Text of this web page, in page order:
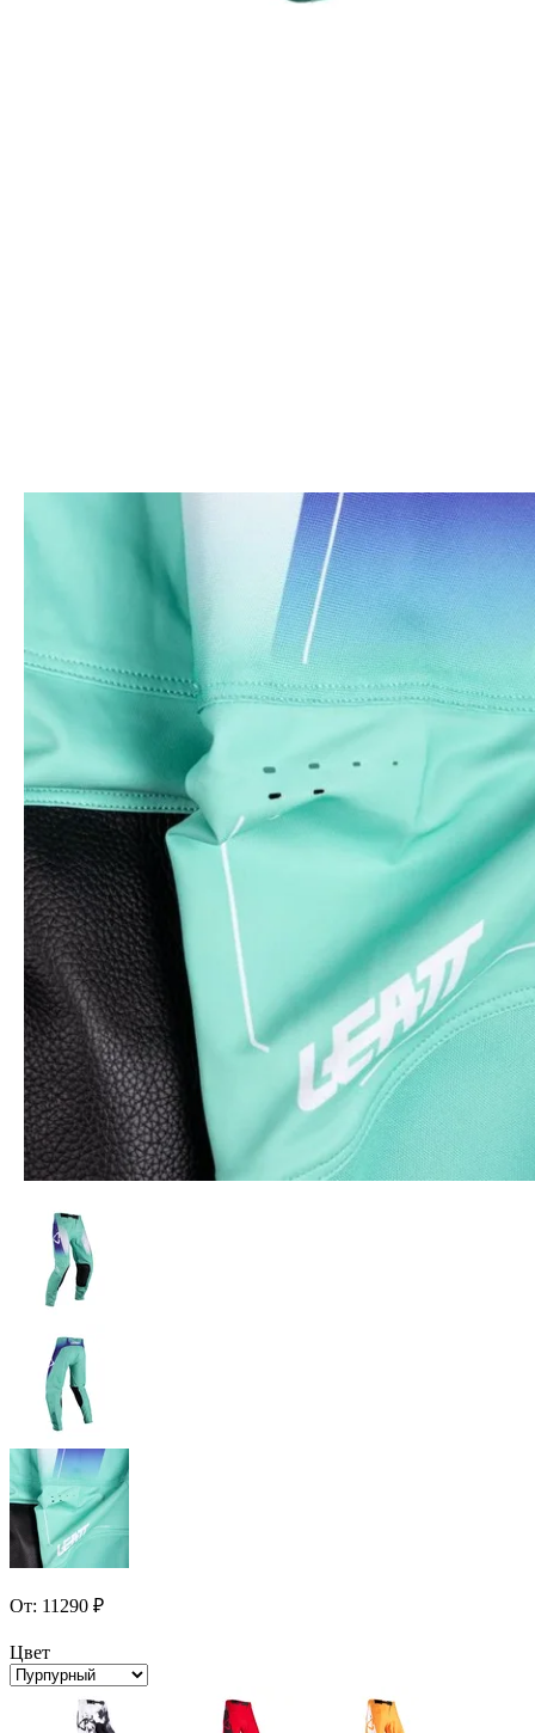
От: 11290 ₽
Цвет